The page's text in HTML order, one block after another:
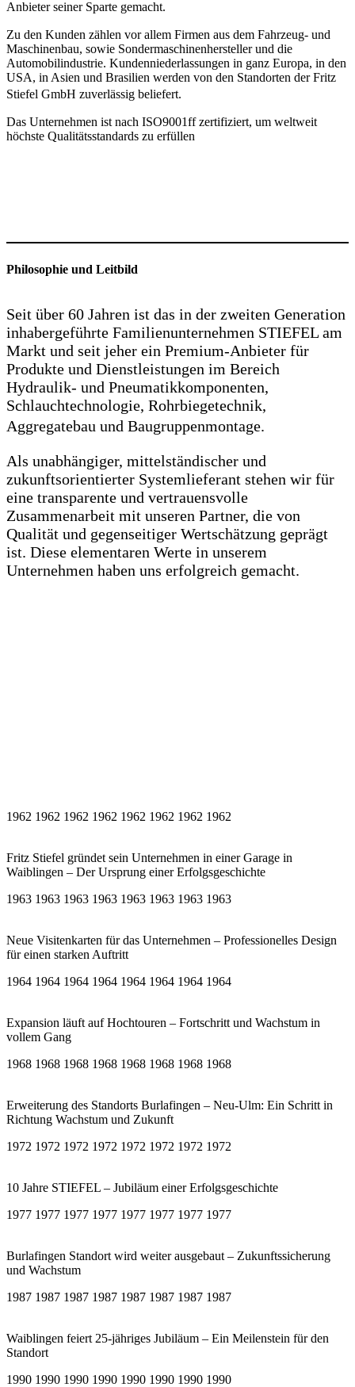
Anbieter seiner Sparte gemacht.
Zu den Kunden zählen vor allem Firmen aus dem Fahrzeug- und
Maschinenbau, sowie Sondermaschinenhersteller und die
Automobilindustrie. Kundenniederlassungen in ganz Europa, in den
USA, in Asien und Brasilien werden von den Standorten der Fritz
Stiefel GmbH zuverlässig beliefert.
Das Unternehmen ist nach ISO9001ff zertifiziert, um weltweit
höchste Qualitätsstandards zu erfüllen
Philosophie und Leitbild
Seit über 60 Jahren ist das in der zweiten Generation
inhabergeführte Familienunternehmen STIEFEL am
Markt und seit jeher ein Premium-Anbieter für
Produkte und Dienstleistungen im Bereich
Hydraulik- und Pneumatikkomponenten,
Schlauchtechnologie, Rohrbiegetechnik,
Aggregatebau und Baugruppenmontage.
Als unabhängiger, mittelständischer und
zukunftsorientierter Systemlieferant stehen wir für
eine transparente und vertrauensvolle
Zusammenarbeit mit unseren Partner, die von
Qualität und gegenseitiger Wertschätzung geprägt
ist. Diese elementaren Werte in unserem
Unternehmen haben uns erfolgreich gemacht.
1962 1962 1962 1962 1962 1962 1962 1962
Fritz Stiefel gründet sein Unternehmen in einer Garage in
Waiblingen – Der Ursprung einer Erfolgsgeschichte
1963 1963 1963 1963 1963 1963 1963 1963
Neue Visitenkarten für das Unternehmen – Professionelles Design
für einen starken Auftritt
1964 1964 1964 1964 1964 1964 1964 1964
Expansion läuft auf Hochtouren – Fortschritt und Wachstum in
vollem Gang
1968 1968 1968 1968 1968 1968 1968 1968
Erweiterung des Standorts Burlafingen – Neu-Ulm: Ein Schritt in
Richtung Wachstum und Zukunft
1972 1972 1972 1972 1972 1972 1972 1972
10 Jahre STIEFEL – Jubiläum einer Erfolgsgeschichte
1977 1977 1977 1977 1977 1977 1977 1977
Burlafingen Standort wird weiter ausgebaut – Zukunftssicherung
und Wachstum
1987 1987 1987 1987 1987 1987 1987 1987
Waiblingen feiert 25-jähriges Jubiläum – Ein Meilenstein für den
Standort
1990 1990 1990 1990 1990 1990 1990 1990